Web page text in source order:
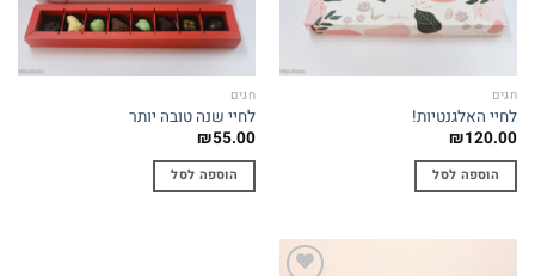
חגים
לחיי האלגנטיות!
₪120.00
הוספה לסל
חגים
לחיי שנה טובה יותר
₪55.00
הוספה לסל